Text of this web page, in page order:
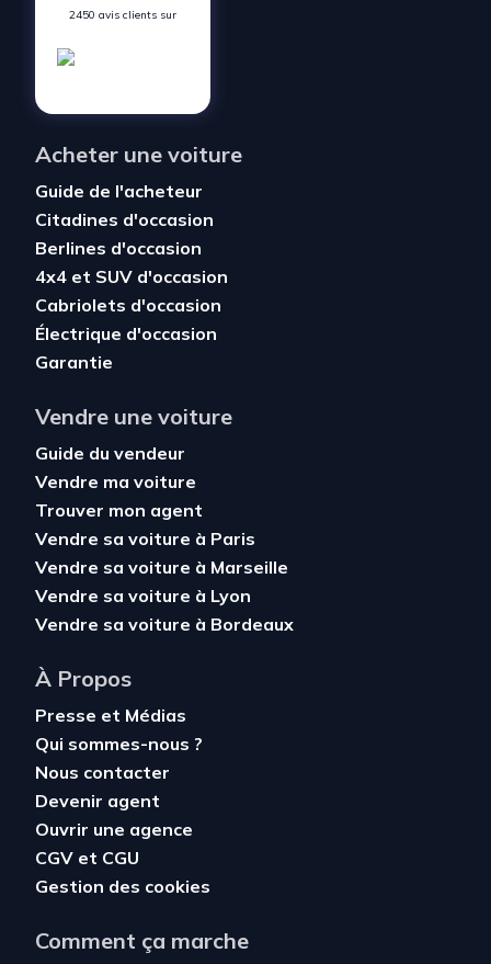
2450 avis clients sur
Acheter une voiture
Guide de l'acheteur
Citadines d'occasion
Berlines d'occasion
4x4 et SUV d'occasion
Cabriolets d'occasion
Électrique d'occasion
Garantie
Vendre une voiture
Guide du vendeur
Vendre ma voiture
Trouver mon agent
Vendre sa voiture à Paris
Vendre sa voiture à Marseille
Vendre sa voiture à Lyon
Vendre sa voiture à Bordeaux
À Propos
Presse et Médias
Qui sommes-nous ?
Nous contacter
Devenir agent
Ouvrir une agence
CGV et CGU
Gestion des cookies
Comment ça marche